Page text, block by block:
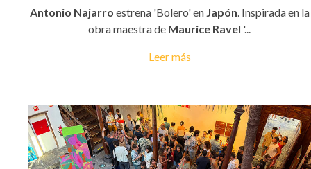
Antonio Najarro estrena 'Bolero' en Japón. Inspirada en la
obra maestra de Maurice Ravel '...
Leer más